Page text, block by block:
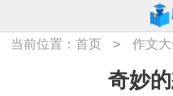
当前位置：首页 > 作文
奇妙